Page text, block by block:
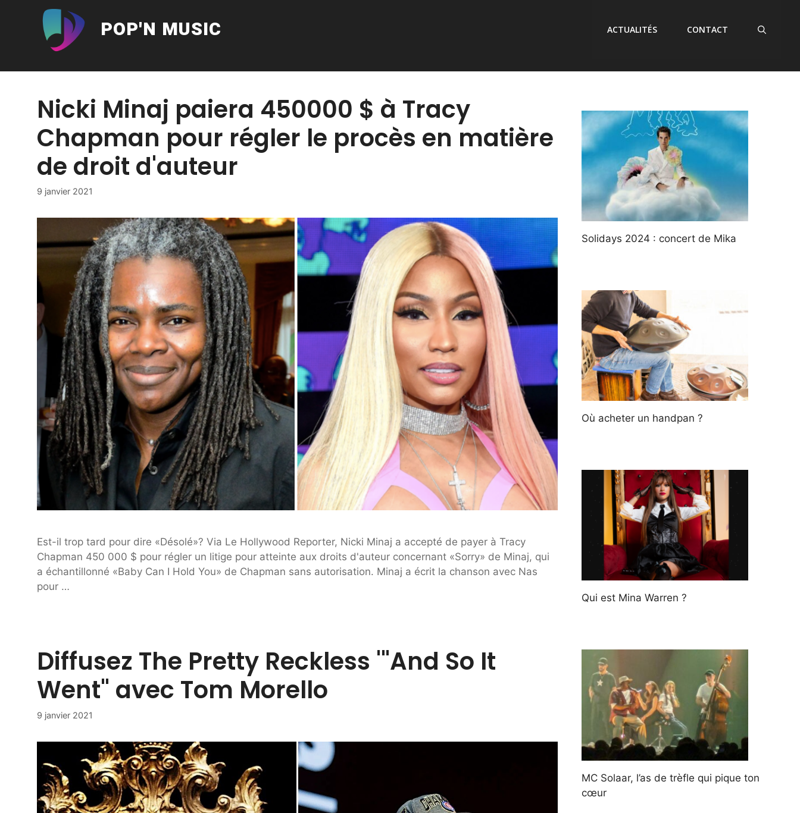
POP'N MUSIC ACTUALITÉS CONTACT
Nicki Minaj paiera 450000 $ à Tracy
Chapman pour régler le procès en matière
de droit d'auteur
9 janvier 2021
Est-il trop tard pour dire «Désolé»? Via Le Hollywood Reporter, Nicki Minaj a accepté de payer à Tracy
Chapman 450 000 $ pour régler un litige pour atteinte aux droits d'auteur concernant «Sorry» de Minaj, qui
a échantillonné «Baby Can I Hold You» de Chapman sans autorisation. Minaj a écrit la chanson avec Nas
pour …
Diffusez The Pretty Reckless '"And So It
Went" avec Tom Morello
9 janvier 2021
Solidays 2024 : concert de Mika
Où acheter un handpan ?
Qui est Mina Warren ?
MC Solaar, l’as de trèfle qui pique ton
cœur